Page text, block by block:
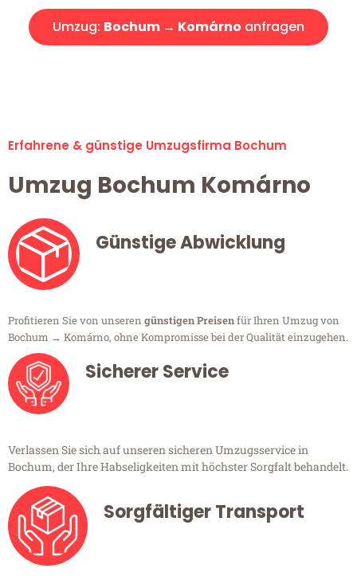
Umzug: Bochum → Komárno anfragen
Erfahrene & günstige Umzugsfirma Bochum
Umzug Bochum Komárno
Günstige Abwicklung
Profitieren Sie von unseren günstigen Preisenfür Ihren Umzug von
Bochum → Komárno, ohne Kompromisse bei der Qualität einzugehen.
Sicherer Service
Verlassen Sie sich auf unseren sicheren Umzugsservice in
Bochum, der Ihre Habseligkeiten mit höchster Sorgfalt behandelt.
Sorgfältiger Transport